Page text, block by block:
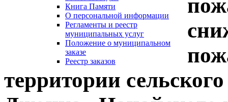
Книга Памяти
О персональной информации
Регламенты и реестр
муниципальных услуг
Положение о муниципальном
заказе
Реестр заказов
территории